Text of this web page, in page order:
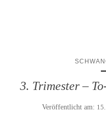
3. Trimester –
Veröffentlicht am: